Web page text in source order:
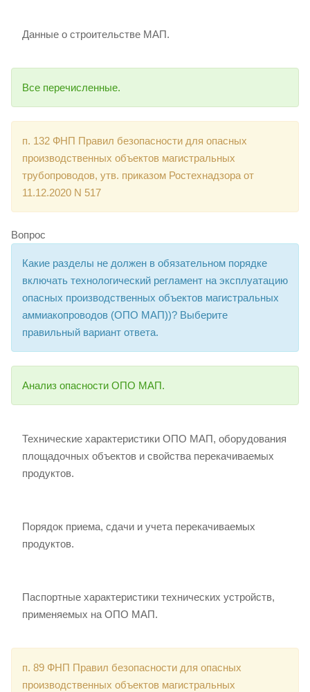
Данные о строительстве МАП.
Все перечисленные.
п. 132 ФНП Правил безопасности для опасных
производственных объектов магистральных
трубопроводов, утв. приказом Ростехнадзора от
11.12.2020 N 517
Вопрос
Какие разделы не должен в обязательном порядке
включать технологический регламент на эксплуатацию
опасных производственных объектов магистральных
аммиакопроводов (ОПО МАП))? Выберите
правильный вариант ответа.
Анализ опасности ОПО МАП.
Технические характеристики ОПО МАП, оборудования
площадочных объектов и свойства перекачиваемых
продуктов.
Порядок приема, сдачи и учета перекачиваемых
продуктов.
Паспортные характеристики технических устройств,
применяемых на ОПО МАП.
п. 89 ФНП Правил безопасности для опасных
производственных объектов магистральных